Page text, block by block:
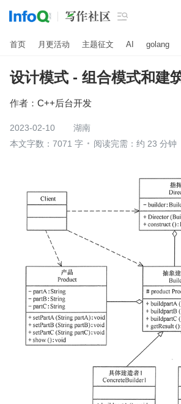

首页 月更活动 主题征文 AI golang
设计模式 - 组合模式和建
作者： C++后台开发
2023-02-10
湖南
本文字数：7071 字
阅读完需：约 23 分钟